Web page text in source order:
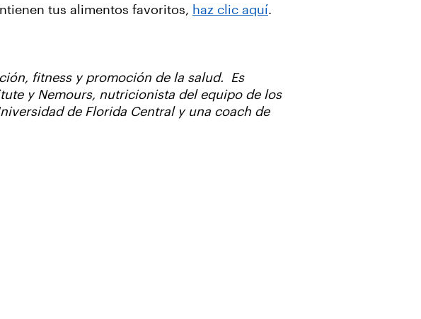
tus alimentos favoritos, haz clic aquí.
fitness y promoción de la salud. Es
y Nemours, nutricionista del equipo de los
de Florida Central y una coach de